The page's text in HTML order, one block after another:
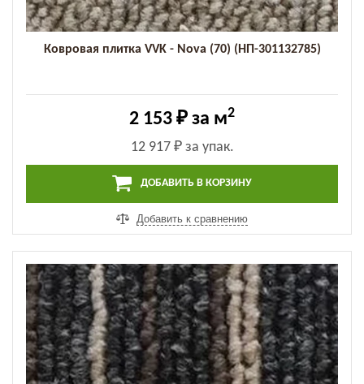
Ковровая плитка VVK - Nova (70) (НП-301132785)
2 153 ₽ за м2
12 917 ₽за упак.
ДОБАВИТЬ В КОРЗИНУ
Добавить к сравнению